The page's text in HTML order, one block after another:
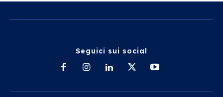
Seguici sui social